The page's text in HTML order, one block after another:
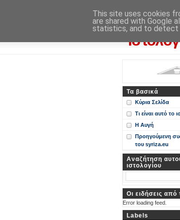
Περί ΣΥΝ,
Τα βασικά
Κύρια Σελίδα
Τι είναι αυτό το
Η Αυγή
Προηγούμενη
του syriza.eu
Αναζήτηση
ιστολογίου
Οι ειδήσεις
Error loading feed.
Labels
This site uses cookies
are shared with Google
statistics, and to detect